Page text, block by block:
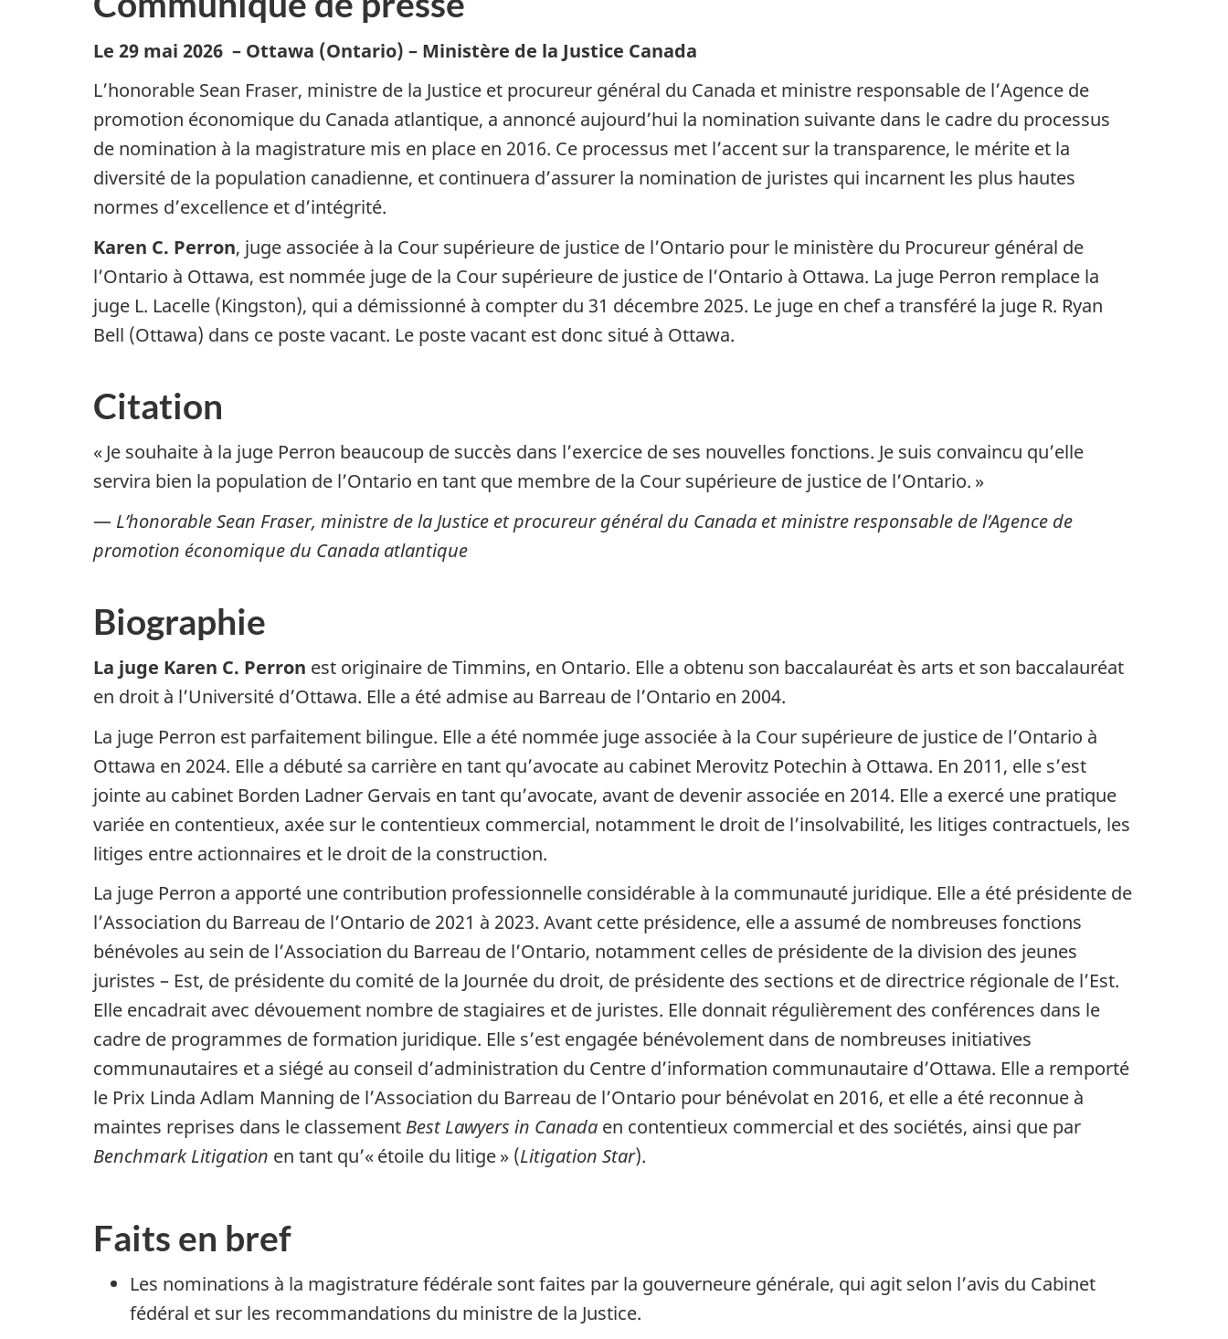
Le 29 mai 2026 – Ottawa (Ontario) – Ministère de la Justice Canada
L’honorable Sean Fraser, ministre de la Justice et procureur général du Canada et ministre responsable de l’Agence de
promotion économique du Canada atlantique, a annoncé aujourd’hui la nomination suivante dans le cadre du processus
de nomination à la magistrature mis en place en 2016. Ce processus met l’accent sur la transparence, le mérite et la
diversité de la population canadienne, et continuera d’assurer la nomination de juristes qui incarnent les plus hautes
normes d’excellence et d’intégrité.
Karen C. Perron, juge associée à la Cour supérieure de justice de l’Ontario pour le ministère du Procureur général de
l’Ontario à Ottawa, est nommée juge de la Cour supérieure de justice de l’Ontario à Ottawa. La juge Perron remplace la
juge L. Lacelle (Kingston), qui a démissionné à compter du 31 décembre 2025. Le juge en chef a transféré la juge R. Ryan
Bell (Ottawa) dans ce poste vacant. Le poste vacant est donc situé à Ottawa.
Citation
« Je souhaite à la juge Perron beaucoup de succès dans l’exercice de ses nouvelles fonctions. Je suis convaincu qu’elle
servira bien la population de l’Ontario en tant que membre de la Cour supérieure de justice de l’Ontario. »
— L’honorable Sean Fraser, ministre de la Justice et procureur général du Canada et ministre responsable de l’Agence de
promotion économique du Canada atlantique
Biographie
La juge Karen C. Perron est originaire de Timmins, en Ontario. Elle a obtenu son baccalauréat ès arts et son baccalauréat
en droit à l’Université d’Ottawa. Elle a été admise au Barreau de l’Ontario en 2004.
La juge Perron est parfaitement bilingue. Elle a été nommée juge associée à la Cour supérieure de justice de l’Ontario à
Ottawa en 2024. Elle a débuté sa carrière en tant qu’avocate au cabinet Merovitz Potechin à Ottawa. En 2011, elle s’est
jointe au cabinet Borden Ladner Gervais en tant qu’avocate, avant de devenir associée en 2014. Elle a exercé une pratique
variée en contentieux, axée sur le contentieux commercial, notamment le droit de l’insolvabilité, les litiges contractuels, les
litiges entre actionnaires et le droit de la construction.
La juge Perron a apporté une contribution professionnelle considérable à la communauté juridique. Elle a été présidente de
l’Association du Barreau de l’Ontario de 2021 à 2023. Avant cette présidence, elle a assumé de nombreuses fonctions
bénévoles au sein de l’Association du Barreau de l’Ontario, notamment celles de présidente de la division des jeunes
juristes – Est, de présidente du comité de la Journée du droit, de présidente des sections et de directrice régionale de l’Est.
Elle encadrait avec dévouement nombre de stagiaires et de juristes. Elle donnait régulièrement des conférences dans le
cadre de programmes de formation juridique. Elle s’est engagée bénévolement dans de nombreuses initiatives
communautaires et a siégé au conseil d’administration du Centre d’information communautaire d’Ottawa. Elle a remporté
le Prix Linda Adlam Manning de l’Association du Barreau de l’Ontario pour bénévolat en 2016, et elle a été reconnue à
maintes reprises dans le classement Best Lawyers in Canada en contentieux commercial et des sociétés, ainsi que par
Benchmark Litigation en tant qu’« étoile du litige » (Litigation Star).
Faits en bref
Les nominations à la magistrature fédérale sont faites par la gouverneure générale, qui agit selon l’avis du Cabinet
fédéral et sur les recommandations du ministre de la Justice.